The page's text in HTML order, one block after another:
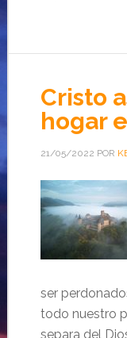
Cristo
hogar
21/05/2022 POR
ser
todo nuestro
separa del